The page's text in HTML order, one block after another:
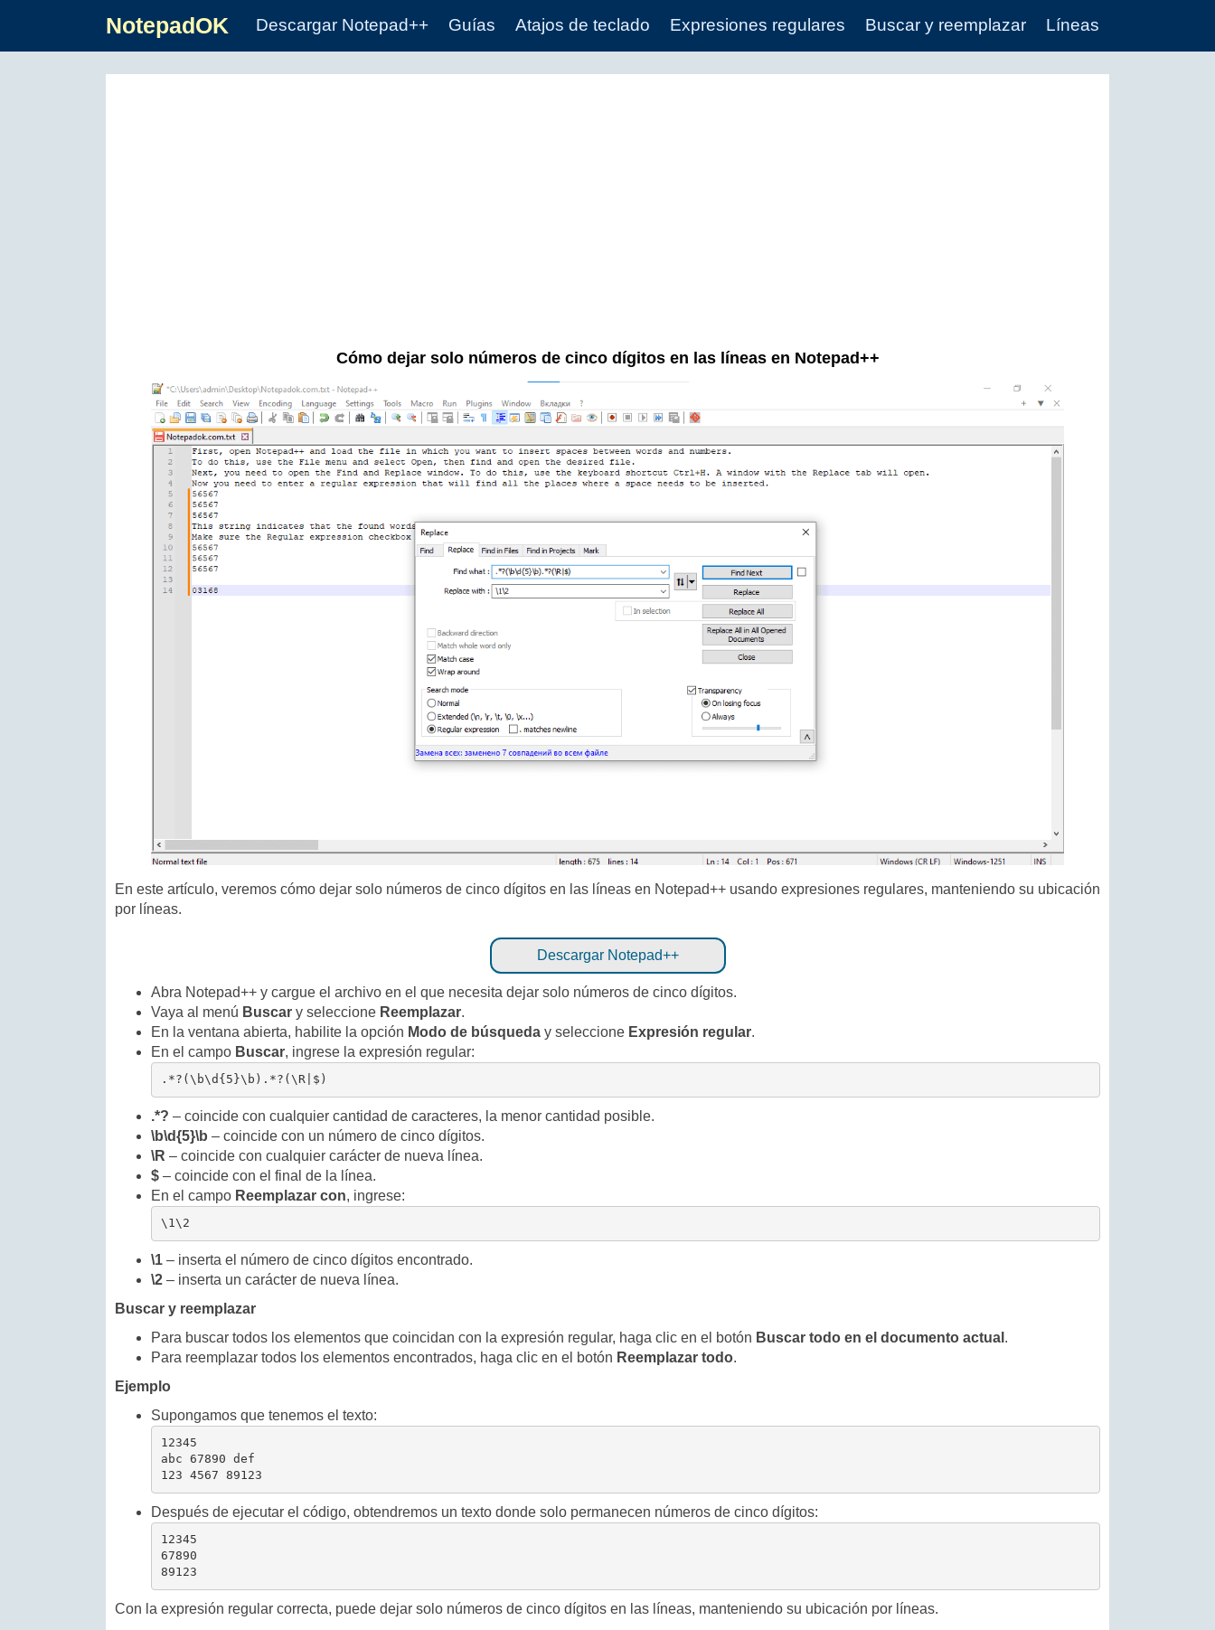
NotepadOK Descargar Notepad++ Guías Atajos de teclado Expresiones regulares Buscar y reemplazar Líneas
Cómo dejar solo números de cinco dígitos en las líneas en Notepad++
En este artículo, veremos cómo dejar solo números de cinco dígitos en las líneas en Notepad++ usando expresiones regulares, manteniendo su ubicación
por líneas.
Descargar Notepad++
Abra Notepad++ y cargue el archivo en el que necesita dejar solo números de cinco dígitos.
Vaya al menú Buscar y seleccione Reemplazar.
En la ventana abierta, habilite la opción Modo de búsqueda y seleccione Expresión regular.
En el campo Buscar, ingrese la expresión regular:
.*?(\b\d{5}\b).*?(\R|$)
.*? – coincide con cualquier cantidad de caracteres, la menor cantidad posible.
\b\d{5}\b – coincide con un número de cinco dígitos.
\R – coincide con cualquier carácter de nueva línea.
$ – coincide con el final de la línea.
En el campo Reemplazar con, ingrese:
\1\2
\1 – inserta el número de cinco dígitos encontrado.
\2 – inserta un carácter de nueva línea.
Buscar y reemplazar
Para buscar todos los elementos que coincidan con la expresión regular, haga clic en el botón Buscar todo en el documento actual .
Para reemplazar todos los elementos encontrados, haga clic en el botón Reemplazar todo.
Ejemplo
Supongamos que tenemos el texto:
12345
abc 67890 def
123 4567 89123
Después de ejecutar el código, obtendremos un texto donde solo permanecen números de cinco dígitos:
12345
67890
89123
Con la expresión regular correcta, puede dejar solo números de cinco dígitos en las líneas, manteniendo su ubicación por líneas.